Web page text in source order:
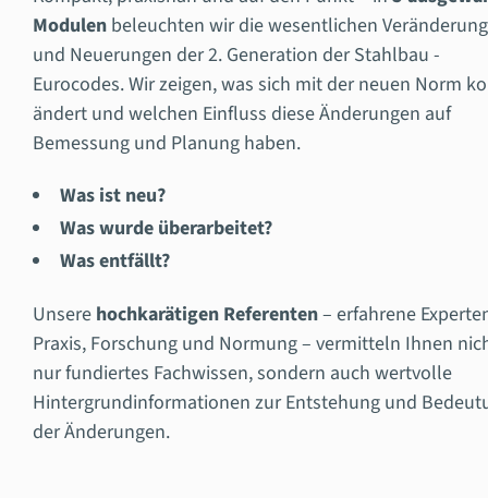
Modulen beleuchten wir die wesentlichen
und Neuerungen der 2. Generation der Stahlbau -
Eurocodes. Wir zeigen, was sich mit der neuen Norm
ändert und welchen Einfluss diese Änderungen auf
Bemessung und Planung haben.
Was ist neu?
Was wurde überarbeitet?
Was entfällt?
Unsere hochkarätigen Referenten– erfahrene
Praxis, Forschung und Normung – vermitteln Ihnen
nur fundiertes Fachwissen, sondern auch wertvolle
Hintergrundinformationen zur Entstehung und
der Änderungen.